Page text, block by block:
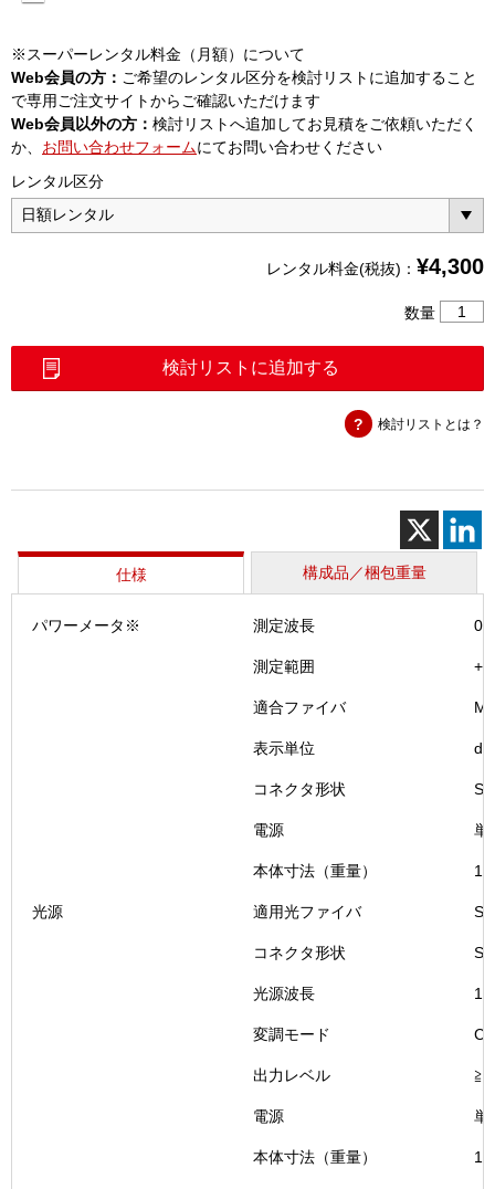
※スーパーレンタル料金（月額）について
Web会員の方： ご希望のレンタル区分を検討リストに追加すること
で専用ご注文サイトからご確認いただけます
Web会員以外の方： 検討リストへ追加してお見積をご依頼いただく
か、 お問い合わせフォームにてお問い合わせください
レンタル区分
レンタル料金(税抜)： ¥4,300
数量
検討リストに追加する
検討リストとは？
仕様 構成品／梱包重量
パワーメータ※ 測定波長
測定範囲
適合ファイバ
表示単位
コネクタ形状
電源 単
本体寸法（重量）
光源 適用光ファイバ
コネクタ形状 SC
光源波長
変調モード
出力レベル ≧-
電源 単
本体寸法（重量）